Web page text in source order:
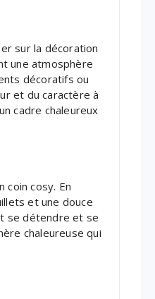
sur la décoration
une atmosphère
décoratifs ou
et du caractère à
cadre chaleureux
coin cosy. En
et une douce
se détendre et se
chaleureuse qui